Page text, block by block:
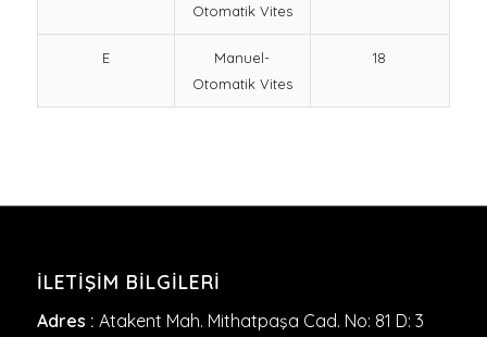
Otomatik Vites
E
Manuel-
Otomatik Vites
18
İLETIŞIM BILGILERI
Adres : Atakent Mah. Mithatpaşa Cad. No: 81 D: 3